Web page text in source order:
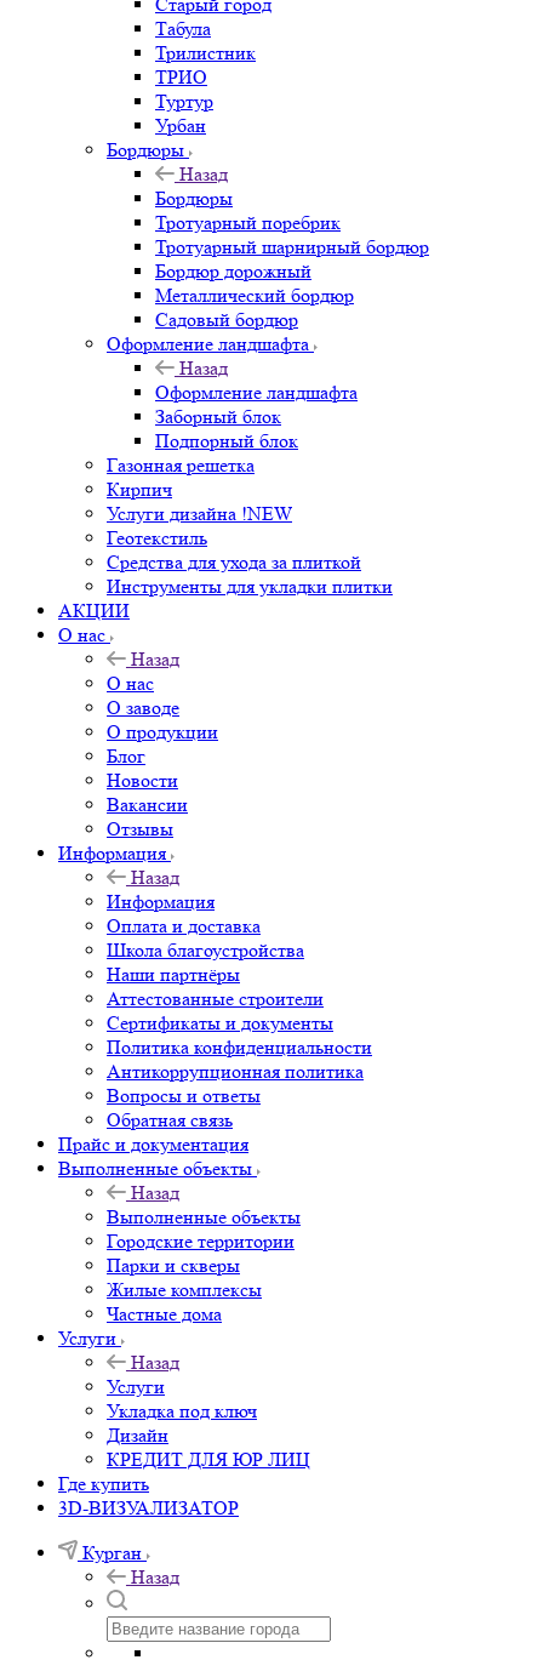
Табула
Трилистник
ТРИО
Туртур
Урбан
Бордюры
Назад
Бордюры
Тротуарный поребрик
Тротуарный шарнирный бордюр
Бордюр дорожный
Металлический бордюр
Садовый бордюр
Оформление ландшафта
Назад
Оформление ландшафта
Заборный блок
Подпорный блок
Газонная решетка
Кирпич
Услуги дизайна !NEW
Геотекстиль
Средства для ухода за плиткой
Инструменты для укладки плитки
АКЦИИ
О нас
Назад
О нас
О заводе
О продукции
Блог
Новости
Вакансии
Отзывы
Информация
Назад
Информация
Оплата и доставка
Школа благоустройства
Наши партнёры
Аттестованные строители
Сертификаты и документы
Политика конфиденциальности
Антикоррупционная политика
Вопросы и ответы
Обратная связь
Прайс и документация
Выполненные объекты
Назад
Выполненные объекты
Городские территории
Парки и скверы
Жилые комплексы
Частные дома
Услуги
Назад
Услуги
Укладка под ключ
Дизайн
КРЕДИТ ДЛЯ ЮР ЛИЦ
Где купить
3D-ВИЗУАЛИЗАТОР
Курган
Назад